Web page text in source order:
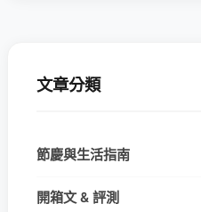
文章分類
節慶與生活指南
開箱文 & 評測